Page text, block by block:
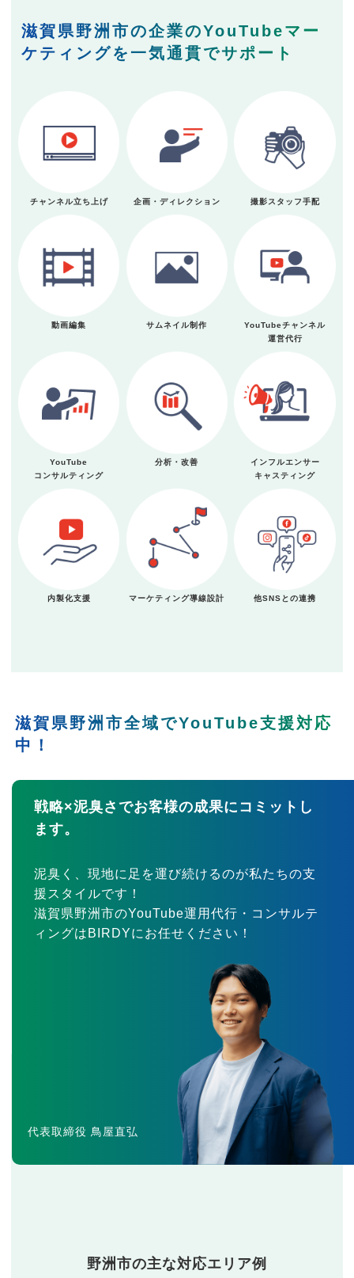
滋賀県野洲市の企業のYouTubeマー
ケティングを一気通貫でサポート
チャンネル立ち上げ 企画・ディレクション 撮影スタッフ手配
動画編集 サムネイル制作
YouTubeチャンネル
運営代行
YouTube
コンサルティング
分析・改善
インフルエンサー
キャスティング
内製化支援 マーケティング導線設計 他SNSとの連携
滋賀県野洲市全域でYouTube支援対応
中！
戦略×泥臭さでお客様の成果にコミットし
ます。
泥臭く、現地に足を運び続けるのが私たちの支
援スタイルです！
滋賀県野洲市のYouTube運用代行・コンサルテ
ィングはBIRDYにお任せください！
代表取締役 鳥屋直弘
野洲市の主な対応エリア例